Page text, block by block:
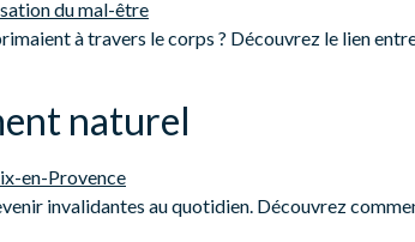
à travers le corps ? Découvrez le lien
naturel
invalidantes au quotidien. Découvrez